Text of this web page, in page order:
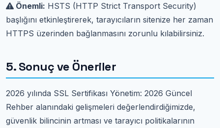
Önemli: HSTS (HTTP Strict Transport Security)
başlığını etkinleştirerek, tarayıcıların sitenize her zaman
HTTPS üzerinden bağlanmasını zorunlu kılabilirsiniz.
5. Sonuç ve Öneriler
2026 yılında SSL Sertifikası Yönetim: 2026 Güncel
Rehber alanındaki gelişmeleri değerlendirdiğimizde,
güvenlik bilincinin artması ve tarayıcı politikalarının